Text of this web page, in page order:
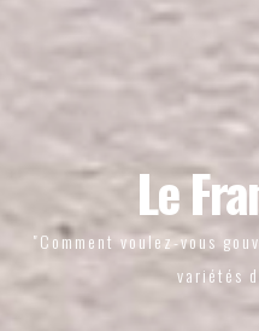
Le
"Comment voulez-vous
variétés